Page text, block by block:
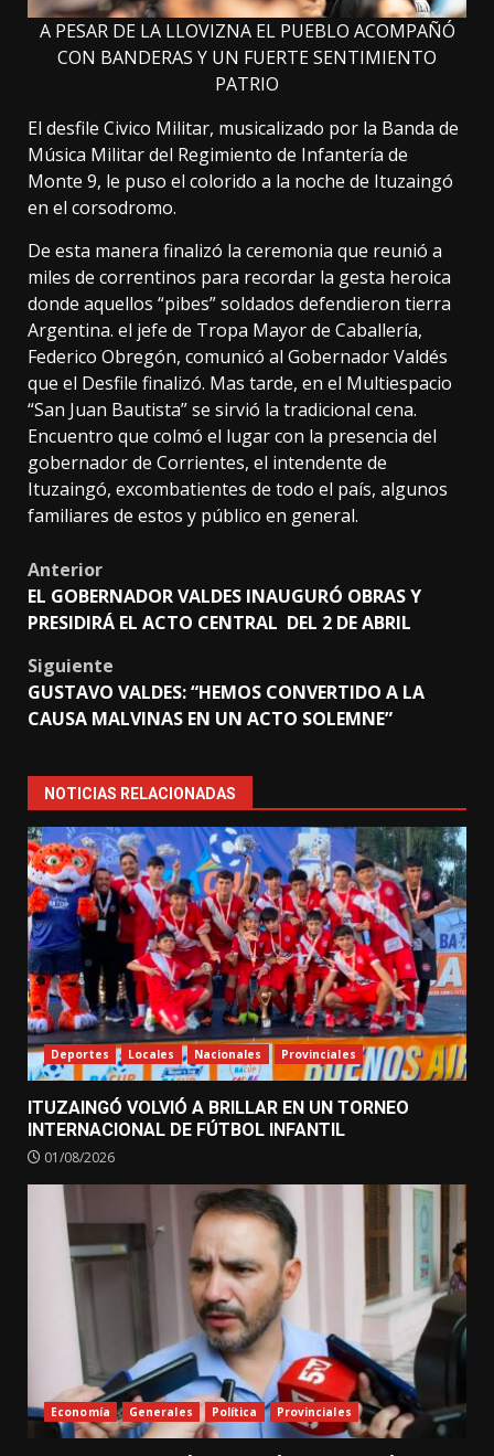
A PESAR DE LA LLOVIZNA EL PUEBLO ACOMPAÑÓ
CON BANDERAS Y UN FUERTE SENTIMIENTO
PATRIO
El desfile Civico Militar, musicalizado por la Banda de
Música Militar del Regimiento de Infantería de
Monte 9, le puso el colorido a la noche de Ituzaingó
en el corsodromo.
De esta manera finalizó la ceremonia que reunió a
miles de correntinos para recordar la gesta heroica
donde aquellos “pibes” soldados defendieron tierra
Argentina. el jefe de Tropa Mayor de Caballería,
Federico Obregón, comunicó al Gobernador Valdés
que el Desfile finalizó. Mas tarde, en el Multiespacio
“San Juan Bautista” se sirvió la tradicional cena.
Encuentro que colmó el lugar con la presencia del
gobernador de Corrientes, el intendente de
Ituzaingó, excombatientes de todo el país, algunos
familiares de estos y público en general.
Post
navigation
Anterior
EL GOBERNADOR VALDES INAUGURÓ OBRAS Y
PRESIDIRÁ EL ACTO CENTRAL DEL 2 DE ABRIL
Siguiente
GUSTAVO VALDES: “HEMOS CONVERTIDO A LA
CAUSA MALVINAS EN UN ACTO SOLEMNE”
NOTICIAS RELACIONADAS
Deportes Locales Nacionales Provinciales
ITUZAINGÓ VOLVIÓ A BRILLAR EN UN TORNEO
INTERNACIONAL DE FÚTBOL INFANTIL
01/08/2026
Economía Generales Política Provinciales